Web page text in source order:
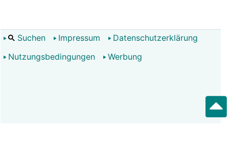
Suchen Impressum
Datenschutzerklärung
Nutzungsbedingungen
Werbung